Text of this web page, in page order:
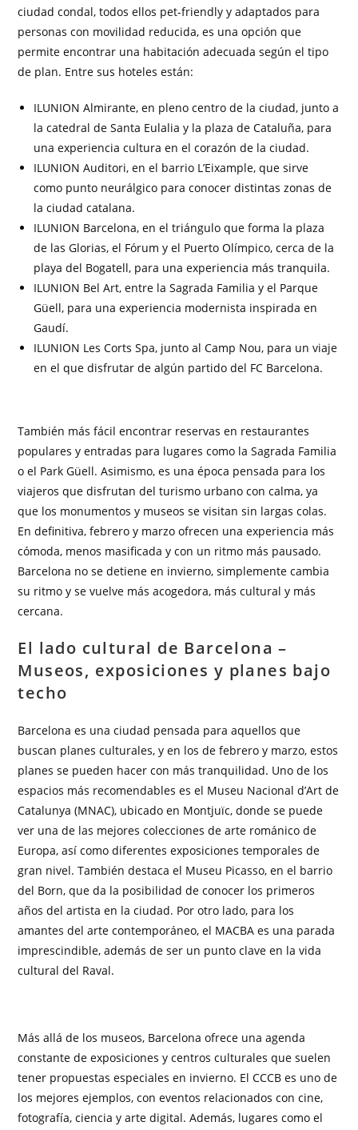
ciudad condal, todos ellos pet-friendly y adaptados para
personas con movilidad reducida, es una opción que
permite encontrar una habitación adecuada según el tipo
de plan. Entre sus hoteles están:
ILUNION Almirante, en pleno centro de la ciudad, junto a
la catedral de Santa Eulalia y la plaza de Cataluña, para
una experiencia cultura en el corazón de la ciudad.
ILUNION Auditori, en el barrio L’Eixample, que sirve
como punto neurálgico para conocer distintas zonas de
la ciudad catalana.
ILUNION Barcelona, en el triángulo que forma la plaza
de las Glorias, el Fórum y el Puerto Olímpico, cerca de la
playa del Bogatell, para una experiencia más tranquila.
ILUNION Bel Art, entre la Sagrada Familia y el Parque
Güell, para una experiencia modernista inspirada en
Gaudí.
ILUNION Les Corts Spa, junto al Camp Nou, para un viaje
en el que disfrutar de algún partido del FC Barcelona.
También más fácil encontrar reservas en restaurantes
populares y entradas para lugares como la Sagrada Familia
o el Park Güell. Asimismo, es una época pensada para los
viajeros que disfrutan del turismo urbano con calma, ya
que los monumentos y museos se visitan sin largas colas.
En definitiva, febrero y marzo ofrecen una experiencia más
cómoda, menos masificada y con un ritmo más pausado.
Barcelona no se detiene en invierno, simplemente cambia
su ritmo y se vuelve más acogedora, más cultural y más
cercana.
El lado cultural de Barcelona –
Museos, exposiciones y planes bajo
techo
Barcelona es una ciudad pensada para aquellos que
buscan planes culturales, y en los de febrero y marzo, estos
planes se pueden hacer con más tranquilidad. Uno de los
espacios más recomendables es el Museu Nacional d’Art de
Catalunya (MNAC), ubicado en Montjuïc, donde se puede
ver una de las mejores colecciones de arte románico de
Europa, así como diferentes exposiciones temporales de
gran nivel. También destaca el Museu Picasso, en el barrio
del Born, que da la posibilidad de conocer los primeros
años del artista en la ciudad. Por otro lado, para los
amantes del arte contemporáneo, el MACBA es una parada
imprescindible, además de ser un punto clave en la vida
cultural del Raval.
Más allá de los museos, Barcelona ofrece una agenda
constante de exposiciones y centros culturales que suelen
tener propuestas especiales en invierno. El CCCB es uno de
los mejores ejemplos, con eventos relacionados con cine,
fotografía, ciencia y arte digital. Además, lugares como el